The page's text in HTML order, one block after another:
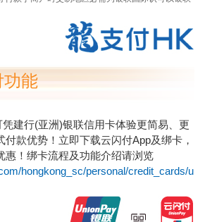
功能
建行(亚洲)银联信用卡体验更简易、更
款优势！立即下载云闪付App及绑卡，
惠！绑卡流程及功能介绍请浏览
hongkong_sc/personal/credit_cards/u